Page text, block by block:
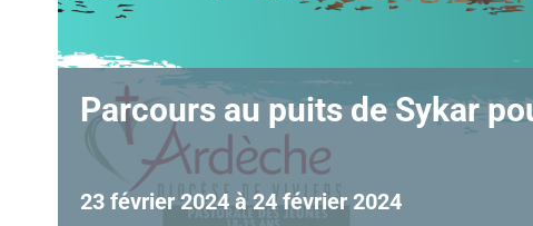
Parcours au puits de Sykar
23 février 2024 à 24 février 2024